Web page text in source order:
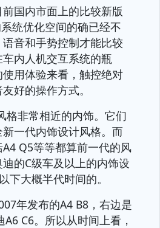
国内市面上的比较新版
统优化空间的确已经不
音和手势控制才能比较
内人机交互系统的瓶
用体验来看，触控绝对
好的操作方式。
格非常相近的内饰。它们
一代内饰设计风格。而
Q5等等都算前一代的风
的C级车及以上的内饰设
下大概半代时间的。
年发布的A4 B8，右边是
C6。所以从时间上看，